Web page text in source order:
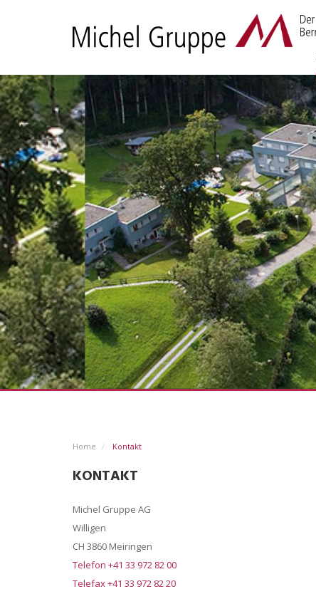
Home Kontakt
KONTAKT
Michel Gruppe AG
Willigen
CH 3860 Meiringen
Telefon +41 33 972 82 00
Telefax +41 33 972 82 20